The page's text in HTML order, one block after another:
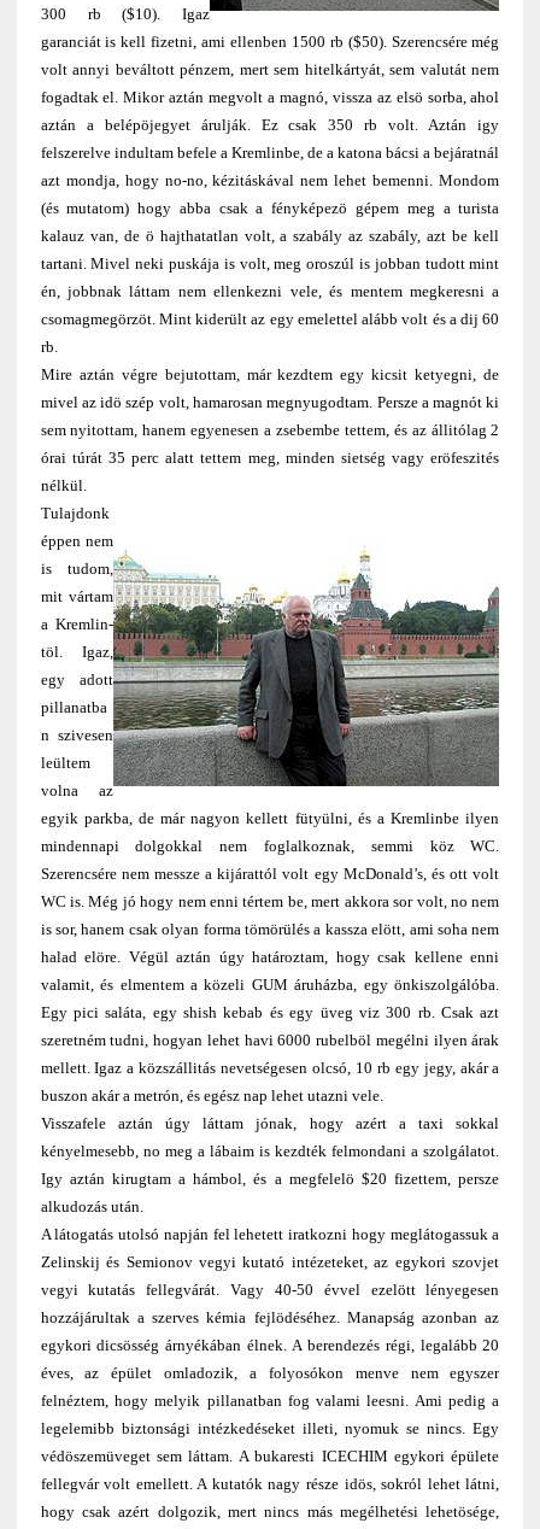
300 rb ($10). Igaz
garanciát is kell fizetni, ami ellenben 1500 rb ($50). Szerencsére még
volt annyi beváltott pénzem, mert sem hitelkártyát, sem valutát nem
fogadtak el. Mikor aztán megvolt a magnó, vissza az elsö sorba, ahol
aztán a belépöjegyet árulják. Ez csak 350 rb volt. Aztán igy
felszerelve indultam befele a Kremlinbe, de a katona bácsi a bejáratnál
azt mondja, hogy no-no, kézitáskával nem lehet bemenni. Mondom
(és mutatom) hogy abba csak a fényképezö gépem meg a turista
kalauz van, de ö hajthatatlan volt, a szabály az szabály, azt be kell
tartani. Mivel neki puskája is volt, meg oroszúl is jobban tudott mint
én, jobbnak láttam nem ellenkezni vele, és mentem megkeresni a
csomagmegörzöt. Mint kiderült az egy emelettel alább volt és a dij 60
rb.
Mire aztán végre bejutottam, már kezdtem egy kicsit ketyegni, de
mivel az idö szép volt, hamarosan megnyugodtam. Persze a magnót ki
sem nyitottam, hanem egyenesen a zsebembe tettem, és az állitólag 2
órai túrát 35 perc alatt tettem meg, minden sietség vagy eröfeszités
nélkül.
Tulajdonk
éppen nem
is tudom,
mit vártam
a Kremlin-
töl. Igaz,
egy adott
pillanatba
n szivesen
leültem
volna az
egyik parkba, de már nagyon kellett fütyülni, és a Kremlinbe ilyen
mindennapi dolgokkal nem foglalkoznak, semmi köz WC.
Szerencsére nem messze a kijárattól volt egy McDonald’s, és ott volt
WC is. Még jó hogy nem enni tértem be, mert akkora sor volt, no nem
is sor, hanem csak olyan forma tömörülés a kassza elött, ami soha nem
halad elöre. Végül aztán úgy határoztam, hogy csak kellene enni
valamit, és elmentem a közeli GUM áruházba, egy önkiszolgálóba.
Egy pici saláta, egy shish kebab és egy üveg viz 300 rb. Csak azt
szeretném tudni, hogyan lehet havi 6000 rubelböl megélni ilyen árak
mellett. Igaz a közszállitás nevetségesen olcsó, 10 rb egy jegy, akár a
buszon akár a metrón, és egész nap lehet utazni vele.
Visszafele aztán úgy láttam jónak, hogy azért a taxi sokkal
kényelmesebb, no meg a lábaim is kezdték felmondani a szolgálatot.
Igy aztán kirugtam a hámbol, és a megfelelö $20 fizettem, persze
alkudozás után.
A látogatás utolsó napján fel lehetett iratkozni hogy meglátogassuk a
Zelinskij és Semionov vegyi kutató intézeteket, az egykori szovjet
vegyi kutatás fellegvárát. Vagy 40-50 évvel ezelött lényegesen
hozzájárultak a szerves kémia fejlödéséhez. Manapság azonban az
egykori dicsösség árnyékában élnek. A berendezés régi, legalább 20
éves, az épület omladozik, a folyosókon menve nem egyszer
felnéztem, hogy melyik pillanatban fog valami leesni. Ami pedig a
legelemibb biztonsági intézkedéseket illeti, nyomuk se nincs. Egy
védöszemüveget sem láttam. A bukaresti ICECHIM egykori épülete
fellegvár volt emellett. A kutatók nagy része idös, sokról lehet látni,
hogy csak azért dolgozik, mert nincs más megélhetési lehetösége,